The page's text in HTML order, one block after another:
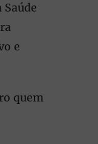
e
quem